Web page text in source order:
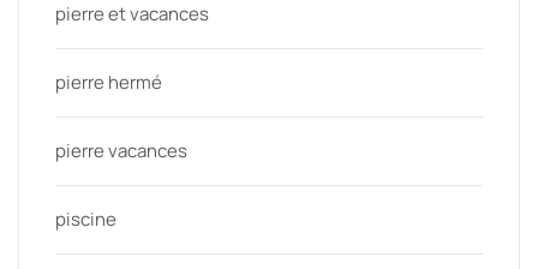
pierre et vacances
pierre hermé
pierre vacances
piscine